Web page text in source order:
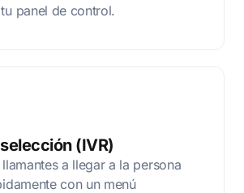
panel de control.
(IVR)
a llegar a la persona
con un menú